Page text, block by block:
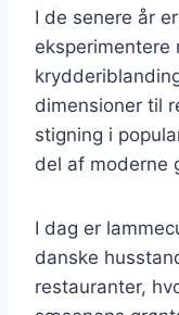
I de senere år
eksperimentere
dimensioner til
stigning i
del af moderne
I dag er
danske
restauranter,